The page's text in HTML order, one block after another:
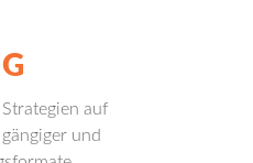
auf
und